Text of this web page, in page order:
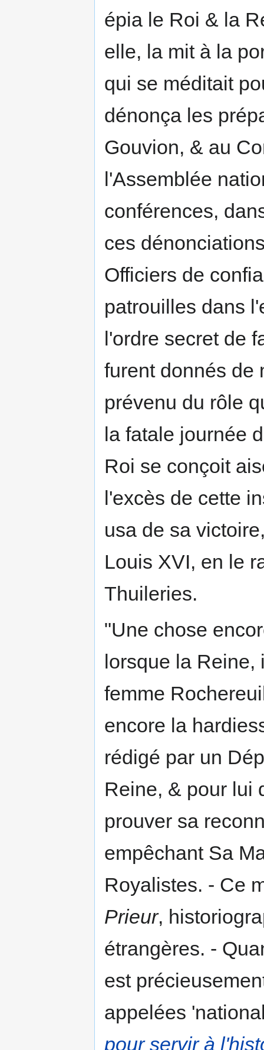
épia le Roi & la
elle, la mit à la
qui se méditait
dénonça les
Gouvion, & au
l'Assemblée
conférences,
ces
Officiers de
patrouilles dans
l'ordre secret de
furent donnés de
prévenu du rôle
la fatale journée
Roi se conçoit
l'excès de cette
usa de sa
Louis XVI, en le
Thuileries.
"Une chose
lorsque la
femme
encore la
rédigé par un
Reine, & pour lui
prouver sa
empêchant Sa
Royalistes. - Ce
Prieur,
étrangères. -
est
appelées
pour servir à